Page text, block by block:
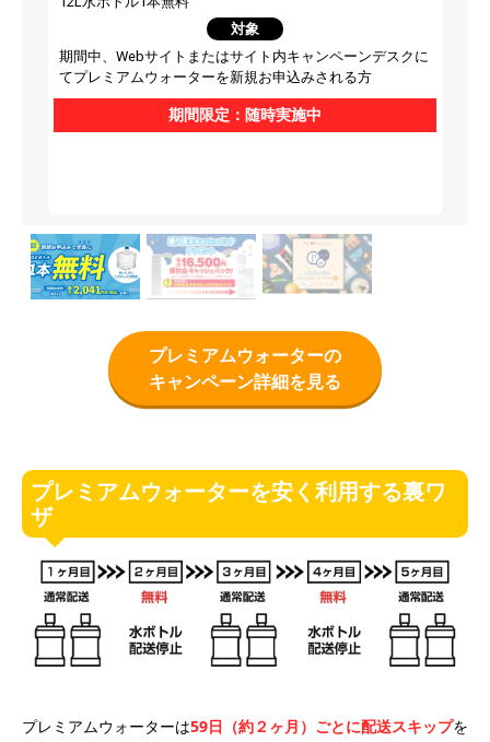
対象
期間中、Webサイトまたはサイト内キャンペーンデスクに
てプレミアムウォーターを新規お申込みされる方
期間限定：随時実施中
プレミアムウォーターの
キャンペーン詳細を見る
プレミアムウォーターを安く利用する裏ワ
ザ
プレミアムウォーターは59日（約２ヶ月）ごとに配送スキップを